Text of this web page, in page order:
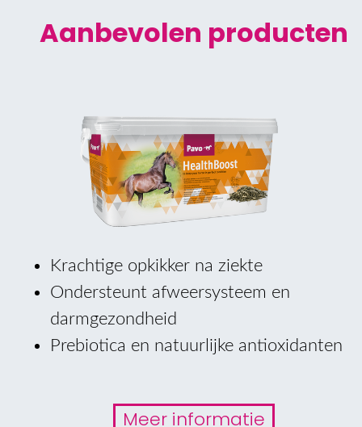
Aanbevolen producten
Krachtige opkikker na ziekte
Ondersteunt afweersysteem en
darmgezondheid
Prebiotica en natuurlijke antioxidanten
Meer informatie